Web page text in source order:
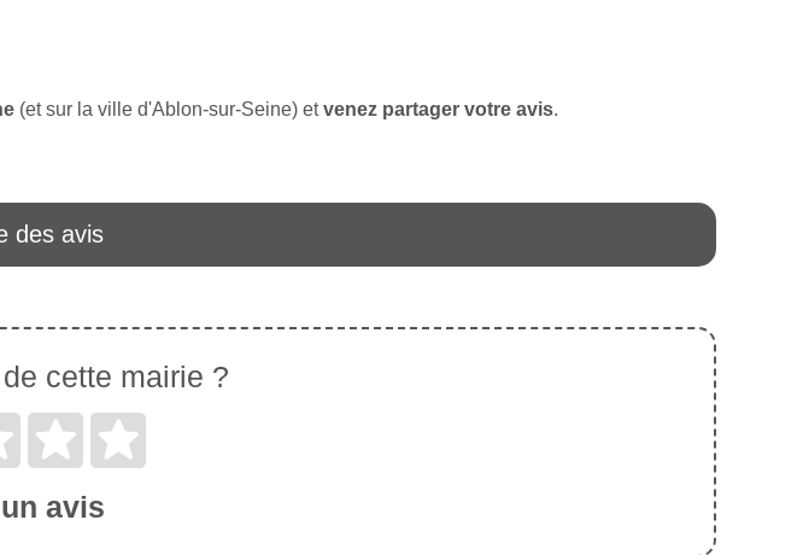
(et sur la ville d'Ablon-sur-Seine) etvenez partager votre avis.
des avis
cette mairie ?
avis